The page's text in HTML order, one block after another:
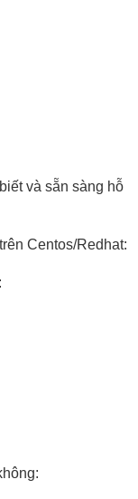
và sẵn sàng hỗ
Centos/Redhat: